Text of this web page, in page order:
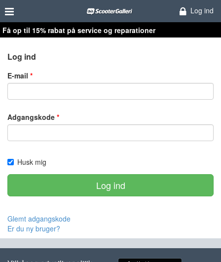
Log ind
Få op til 15% rabat på service og reparationer
Log ind
E-mail
Adgangskode
Husk mig
Log ind
Glemt adgangskode
Er du ny bruger?